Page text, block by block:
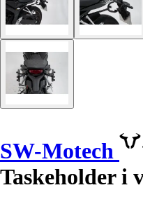
SW-Motech
Taskeholder i